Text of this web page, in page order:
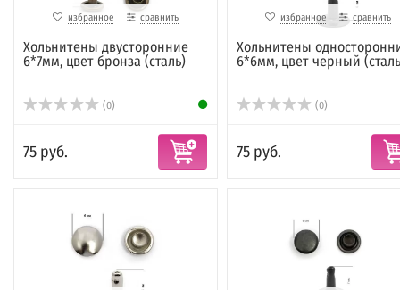
избранное сравнить
Хольнитены двусторонние
6*7мм, цвет бронза (сталь)
(0)
75 руб.
избранное сравнить
Хольнитены
6*6мм, цвет черный
(0)
75 руб.